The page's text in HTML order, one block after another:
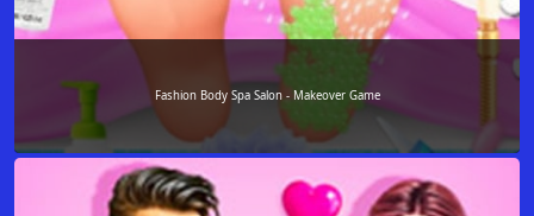
Fashion Body Spa Salon - Makeover Game